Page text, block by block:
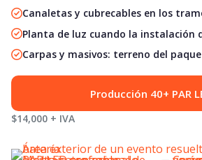
Canaletas y cubrecables en los
Planta de luz cuando la instalación
Carpas y masivos: terreno del
Producción 40+ PAR
$14,000 + IVA